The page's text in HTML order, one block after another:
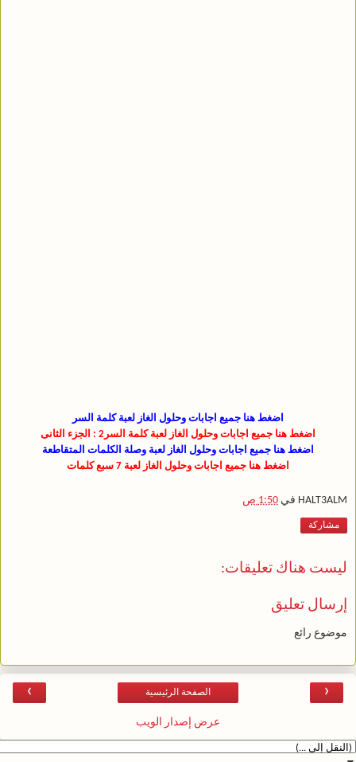
اضغط هنا جميع اجابات وحلول الغاز لعبة كلمة السر
اضغط هنا جميع اجابات وحلول الغاز لعبة كلمة السر2 : الجزء الثانى
اضغط هنا جميع اجابات وحلول الغاز لعبة وصلة الكلمات المتقاطعة
اضغط هنا جميع اجابات وحلول الغاز لعبة 7 سبع كلمات
HALT3ALM في 1:50 ص
مشاركة
ليست هناك تعليقات:
إرسال تعليق
موضوع رائع
‹
› الصفحة الرئيسية
عرض إصدار الويب